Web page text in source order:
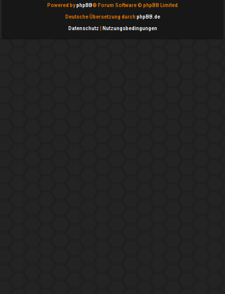
Powered byphpBB® Forum Software © phpBB Limited
Deutsche Übersetzung durch phpBB.de
Datenschutz Nutzungsbedingungen